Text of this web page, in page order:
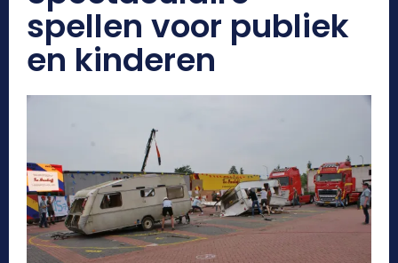
spellen voor publiek
en kinderen